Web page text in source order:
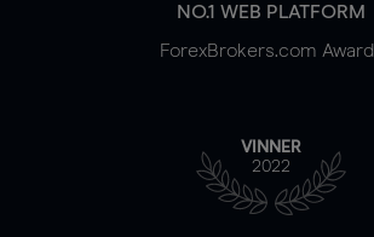
NO.1 WEB PLATFORM
ForexBrokers.com
VINNER
2022